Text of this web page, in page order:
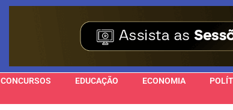
CONCURSOS EDUCAÇÃO ECONOMIA